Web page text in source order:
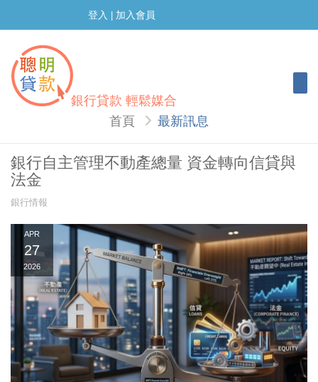
登入 加入會員
銀行貸款 輕鬆媒合
首頁 最新訊息
銀行自主管理不動產總量 資金轉向信貸與
法金
銀行情報
APR
27
2026